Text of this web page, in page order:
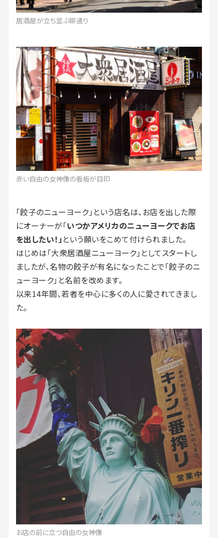
居酒屋が立ち並ぶ柳通り
赤い自由の女神像の看板が目印
「餃子のニューヨーク」という店名は、お店を出した際
にオーナーが「いつかアメリカのニューヨークでお店
を出したい！」 という願いをこめて付けられました。
はじめは「大衆居酒屋ニューヨーク」としてスタートし
ましたが、名物の餃子が有名になったことで「餃子のニ
ューヨーク」と名前を改めます。
以来14年間、若者を中心に多くの人に愛されてきまし
た。
お店の前に立つ自由の女神像